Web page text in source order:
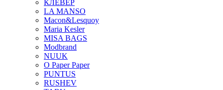
КЛЕВЕР
LA MANSO
Macon&Lesquoy
Maria Kesler
MISA BAGS
Modbrand
NUUK
O Paper Paper
PUNTUS
RUSHEV